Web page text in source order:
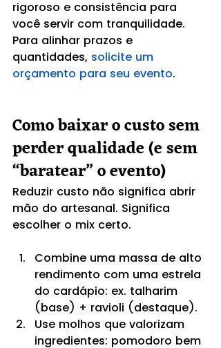
rigoroso e consistência para
você servir com tranquilidade.
Para alinhar prazos e
quantidades, solicite um
orçamento para seu evento.
Como baixar o custo sem
perder qualidade (e sem
“baratear” o evento)
Reduzir custo não significa abrir
mão do artesanal. Significa
escolher o mix certo.
Combine uma massa de alto
rendimento com uma estrela
do cardápio: ex. talharim
(base) + ravioli (destaque).
Use molhos que valorizam
ingredientes: pomodoro bem